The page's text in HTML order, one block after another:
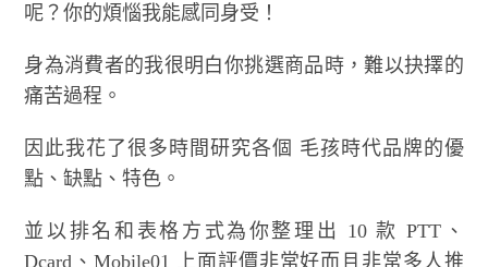
呢？你的煩惱我能感同身受！
身為消費者的我很明白你挑選商品時，難以抉擇的
痛苦過程。
因此我花了很多時間研究各個 毛孩時代品牌的優
點、缺點、特色。
並以排名和表格方式為你整理出 10 款 PTT、
Dcard、Mobile01 上面評價非常好而且非常多人推